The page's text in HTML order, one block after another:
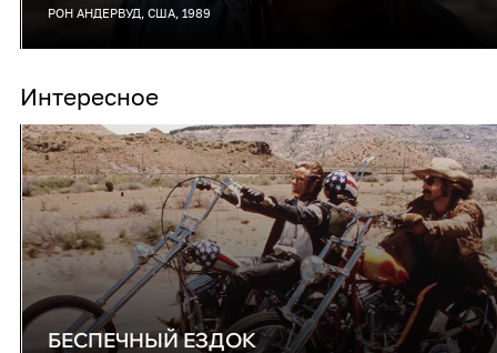
РОН АНДЕРВУД, США, 1989
Интересное
БЕСПЕЧНЫЙ ЕЗДОК